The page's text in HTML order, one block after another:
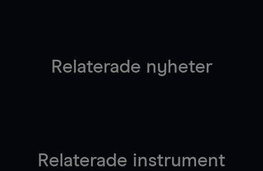
Relaterade nyheter
Relaterade instrument